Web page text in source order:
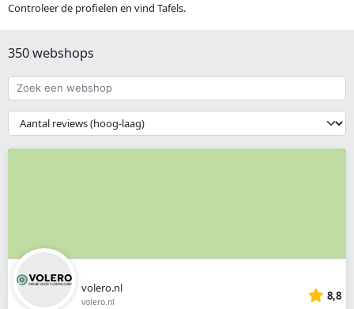
Controleer de profielen en vind Tafels.
350 webshops
Zoek
een
webshop
{{
__('Sort')
}}
volero.nl
volero.nl 8,8